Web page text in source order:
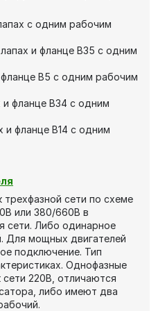
с одним рабочим
и фланце В35 с одним
фланце В5 с одним рабочим
и фланце В34 с одним
и фланце В14 с одним
сети по схеме
или 380/660В в
сети. Либо одинарное
Для мощных двигателей
подключение. Тип
Однофазные
220В, отличаются
либо имеют два